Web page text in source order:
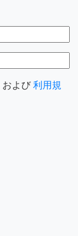
および 利用規